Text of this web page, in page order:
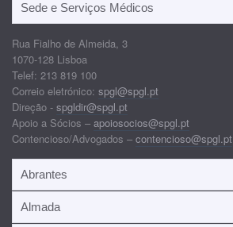
Sede e Serviços Médicos
Rua Fialho de Almeida, 3
1070-128 Lisboa
Telef: 213 819 100
Correio eletrónico: spgl@spgl.pt
Direção - spgldir@spgl.pt
Apoio a Sócios – apoiosocios@spgl.pt
Contencioso/Advogados – contencioso@spgl.pt
Abrantes
Almada